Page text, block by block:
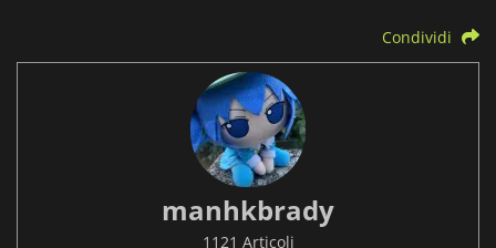
Condividi
manhkbrady
1121 Articoli